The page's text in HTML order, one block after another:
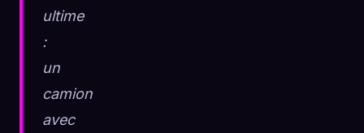
ultime
:
un
camion
avec